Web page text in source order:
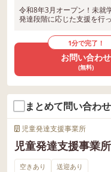
令和8年3月オープン！未就
発達段階に応じた支援を行
1分で完了！
お問い合わせ
(無料)
まとめて問い合わ
児童発達支援事業所
児童発達支援事業
空きあり 送迎あり